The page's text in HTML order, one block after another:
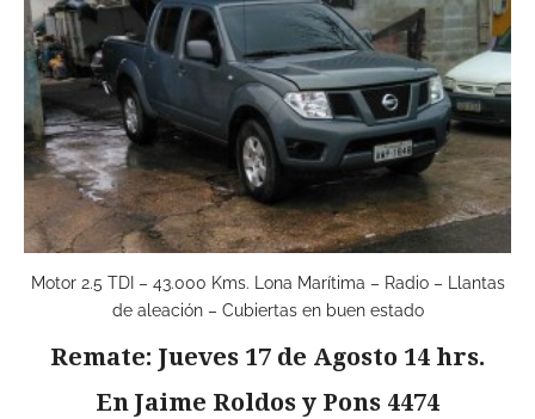
Motor 2.5 TDI – 43.000 Kms. Lona Marítima – Radio – Llantas
de aleación – Cubiertas en buen estado
Remate: Jueves 17 de Agosto 14 hrs.
En Jaime Roldos y Pons 4474